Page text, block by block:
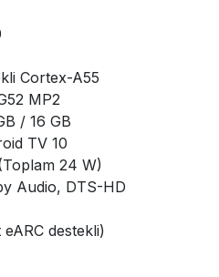
Cortex-A55
MP2
/ 16 GB
TV 10
24 W)
Audio, DTS-HD
destekli)